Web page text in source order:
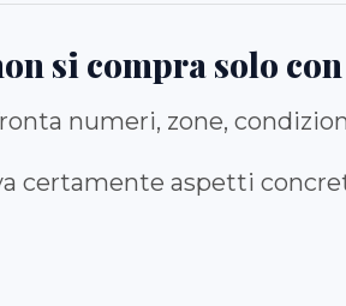
si compra solo
numeri, zone,
certamente aspetti